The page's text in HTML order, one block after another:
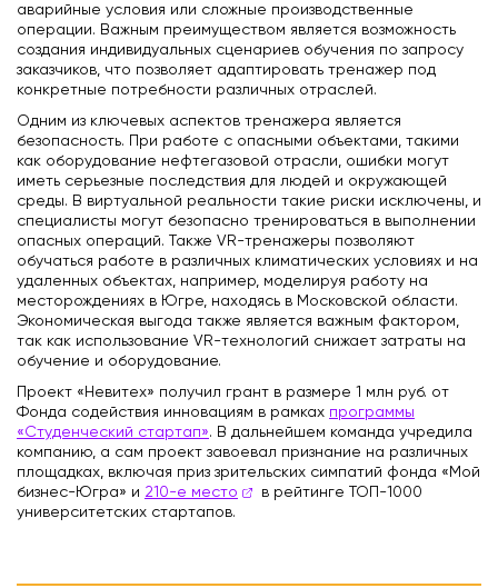
аварийные условия или сложные производственные
операции. Важным преимуществом является возможность
создания индивидуальных сценариев обучения по запросу
заказчиков, что позволяет адаптировать тренажер под
конкретные потребности различных отраслей.
Одним из ключевых аспектов тренажера является
безопасность. При работе с опасными объектами, такими
как оборудование нефтегазовой отрасли, ошибки могут
иметь серьезные последствия для людей и окружающей
среды. В виртуальной реальности такие риски исключены, и
специалисты могут безопасно тренироваться в выполнении
опасных операций. Также VR-тренажеры позволяют
обучаться работе в различных климатических условиях и на
удаленных объектах, например, моделируя работу на
месторождениях в Югре, находясь в Московской области.
Экономическая выгода также является важным фактором,
так как использование VR-технологий снижает затраты на
обучение и оборудование.
Проект «Невитех» получил грант в размере 1 млн руб. от
Фонда содействия инновациям в рамках программы
«Студенческий стартап». В дальнейшем команда учредила
компанию, а сам проект завоевал признание на различных
площадках, включая приз зрительских симпатий фонда «Мой
бизнес-Югра» и 210-е место
в рейтинге ТОП-1000
университетских стартапов.